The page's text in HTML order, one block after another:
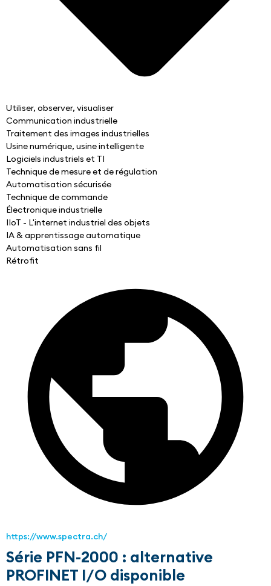
Utiliser, observer, visualiser
Communication industrielle
Traitement des images industrielles
Usine numérique, usine intelligente
Logiciels industriels et TI
Technique de mesure et de régulation
Automatisation sécurisée
Technique de commande
Électronique industrielle
IIoT - L'internet industriel des objets
IA & apprentissage automatique
Automatisation sans fil
Rétrofit
https://www.spectra.ch/
Série PFN-2000 : alternative
PROFINET I/O disponible